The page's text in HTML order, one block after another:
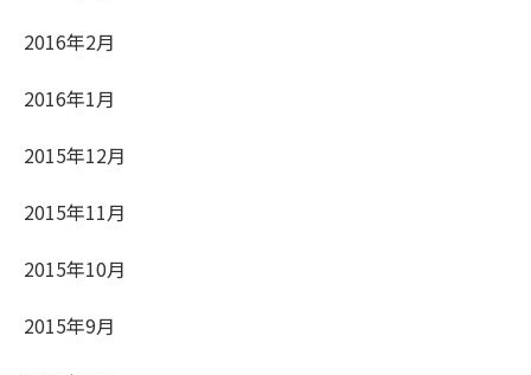
2016年2月
2016年1月
2015年12月
2015年11月
2015年10月
2015年9月